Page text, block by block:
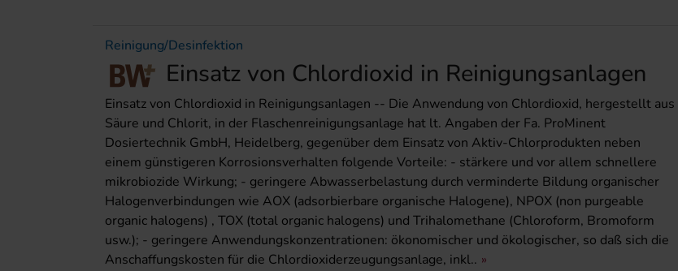
Reinigung/Desinfektion
Einsatz von Chlordioxid in Reinigungsanlagen
Einsatz von Chlordioxid in Reinigungsanlagen -- Die Anwendung von Chlordioxid, hergestellt aus
Säure und Chlorit, in der Flaschenreinigungsanlage hat lt. Angaben der Fa. ProMinent
Dosiertechnik GmbH, Heidelberg, gegenüber dem Einsatz von Aktiv-Chlorprodukten neben
einem günstigeren Korrosionsverhalten folgende Vorteile: - stärkere und vor allem schnellere
mikrobiozide Wirkung; - geringere Abwasserbelastung durch verminderte Bildung organischer
Halogenverbindungen wie AOX (adsorbierbare organische Halogene), NPOX (non purgeable
organic halogens) , TOX (total organic halogens) und Trihalomethane (Chloroform, Bromoform
usw.); - geringere Anwendungskonzentrationen: ökonomischer und ökologischer, so daß sich die
Anschaffungskosten für die Chlordioxiderzeugungsanlage, inkl..